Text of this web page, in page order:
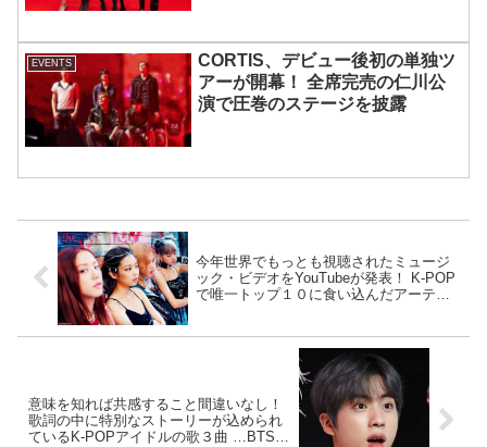
EVENTS
CORTIS、デビュー後初の単独ツ
アーが開幕！ 全席完売の仁川公
演で圧巻のステージを披露
今年世界でもっとも視聴されたミュージ
ック・ビデオをYouTubeが発表！ K-POP
で唯一トップ１０に食い込んだアーティ
意味を知れば共感すること間違いなし！
歌詞の中に特別なストーリーが込められ
ているK-POPアイドルの歌３曲 …BTSの